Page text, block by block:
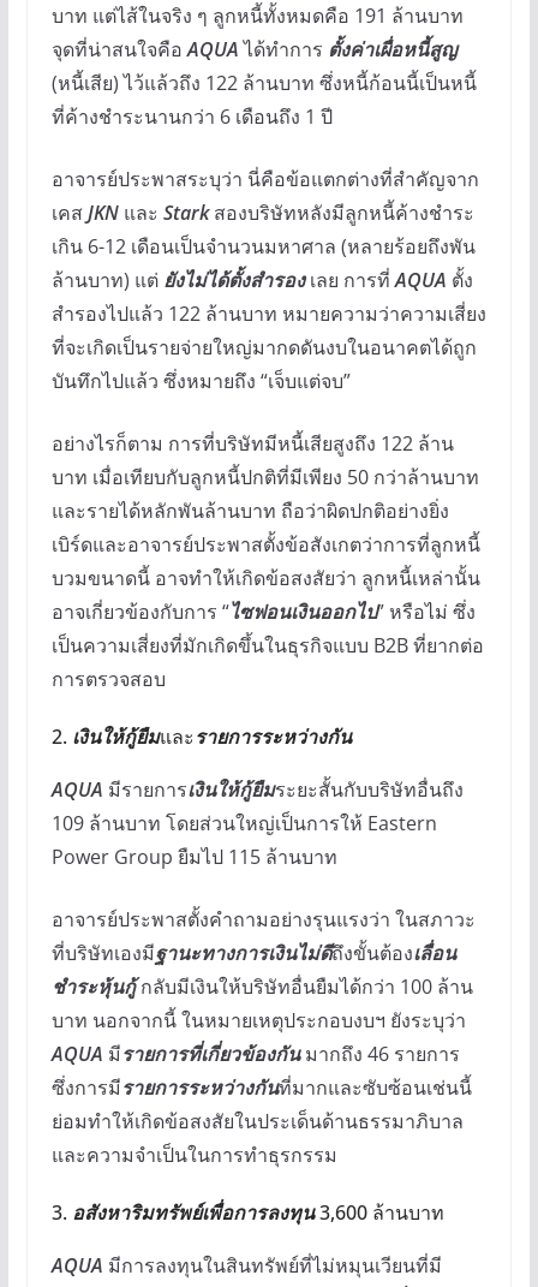
บาท แต่ไส้ในจริง ๆ ลูกหนี้ทั้งหมดคือ 191 ล้านบาท
จุดที่น่าสนใจคือAQUAได้ทำการ ตั้งค่าเผื่อหนี้สูญ
(หนี้เสีย) ไว้แล้วถึง 122 ล้านบาท ซึ่งหนี้ก้อนนี้เป็นหนี้
ที่ค้างชำระนานกว่า 6 เดือนถึง 1 ปี
อาจารย์ประพาสระบุว่า นี่คือข้อแตกต่างที่สำคัญจาก
เคสJKNและ Starkสองบริษัทหลังมีลูกหนี้ค้างชำระ
เกิน 6-12 เดือนเป็นจำนวนมหาศาล (หลายร้อยถึงพัน
ล้านบาท) แต่ ยังไม่ได้ตั้งสำรองเลย การที่AQUA ตั้ง
สำรองไปแล้ว 122 ล้านบาท หมายความว่าความเสี่ยง
ที่จะเกิดเป็นรายจ่ายใหญ่มากดดันงบในอนาคตได้ถูก
บันทึกไปแล้ว ซึ่งหมายถึง “เจ็บแต่จบ”
อย่างไรก็ตาม การที่บริษัทมีหนี้เสียสูงถึง 122 ล้าน
บาท เมื่อเทียบกับลูกหนี้ปกติที่มีเพียง 50 กว่าล้านบาท
และรายได้หลักพันล้านบาท ถือว่าผิดปกติอย่างยิ่ง
เบิร์ดและอาจารย์ประพาสตั้งข้อสังเกตว่าการที่ลูกหนี้
บวมขนาดนี้ อาจทำให้เกิดข้อสงสัยว่า ลูกหนี้เหล่านั้น
อาจเกี่ยวข้องกับการ “ไซฟอนเงินออกไป” หรือไม่ ซึ่ง
เป็นความเสี่ยงที่มักเกิดขึ้นในธุรกิจแบบ B2B ที่ยากต่อ
การตรวจสอบ
2. เงินให้กู้ยืมและรายการระหว่างกัน
AQUA มีรายการเงินให้กู้ยืมระยะสั้นกับบริษัทอื่นถึง
109 ล้านบาท โดยส่วนใหญ่เป็นการให้ Eastern
Power Group ยืมไป 115 ล้านบาท
อาจารย์ประพาสตั้งคำถามอย่างรุนแรงว่า ในสภาวะ
ที่บริษัทเองมีฐานะทางการเงินไม่ดีถึงขั้นต้องเลื่อน
ชำระหุ้นกู้กลับมีเงินให้บริษัทอื่นยืมได้กว่า 100 ล้าน
บาท นอกจากนี้ ในหมายเหตุประกอบงบฯ ยังระบุว่า
AQUA มีรายการที่เกี่ยวข้องกันมากถึง 46 รายการ
ซึ่งการมีรายการระหว่างกันที่มากและซับซ้อนเช่นนี้
ย่อมทำให้เกิดข้อสงสัยในประเด็นด้านธรรมาภิบาล
และความจำเป็นในการทำธุรกรรม
3. อสังหาริมทรัพย์เพื่อการลงทุน3,600 ล้านบาท
AQUA มีการลงทุนในสินทรัพย์ที่ไม่หมุนเวียนที่มี